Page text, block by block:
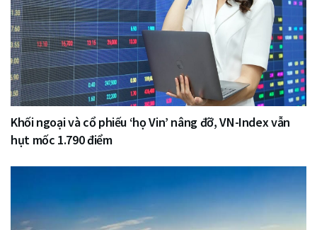
Khối ngoại và cổ phiếu ‘họ Vin’ nâng đỡ, VN-Index vẫn
hụt mốc 1.790 điểm